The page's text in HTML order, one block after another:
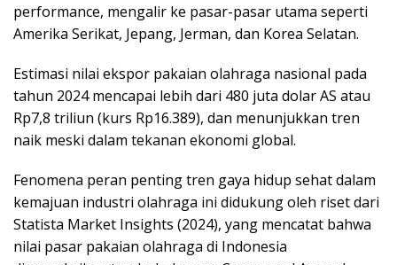
performance, mengalir ke pasar-pasar utama seperti
Amerika Serikat, Jepang, Jerman, dan Korea Selatan.
Estimasi nilai ekspor pakaian olahraga nasional pada
tahun 2024 mencapai lebih dari 480 juta dolar AS atau
Rp7,8 triliun (kurs Rp16.389), dan menunjukkan tren
naik meski dalam tekanan ekonomi global.
Fenomena peran penting tren gaya hidup sehat dalam
kemajuan industri olahraga ini didukung oleh riset dari
Statista Market Insights (2024), yang mencatat bahwa
nilai pasar pakaian olahraga di Indonesia